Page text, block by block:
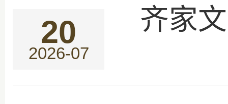
20
2026-07
齐家